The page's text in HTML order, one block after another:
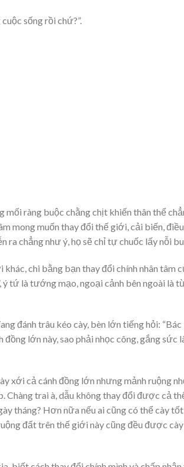
sống rồi chứ?”.
ràng buộc chằng chịt khiến thân thể
mong muốn thay đổi thế giới, cải biến, điều
chẳng như ý, họ sẽ chỉ tự chuốc lấy nỗi
chi bằng bạn thay đổi chính nhân tâm
tứ là tướng mạo, ngoại cảnh bên ngoài là
đánh trâu kéo cày, bèn lớn tiếng hỏi: “Bác
lớn này, sao phải nhọc công, gắng sức
xới cả cánh đồng lớn nhưng mảnh ruộng
trai à, dẫu không thay đổi được cả
tháng? Hơn nữa nếu ai cũng có thể cày tốt
đất trên thế giới này cũng đều được cày